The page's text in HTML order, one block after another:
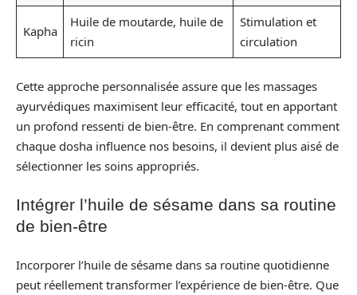
Kapha
Huile de moutarde, huile de
ricin
Stimulation et
circulation
Cette approche personnalisée assure que les massages
ayurvédiques maximisent leur efficacité, tout en apportant
un profond ressenti de bien-être. En comprenant comment
chaque dosha influence nos besoins, il devient plus aisé de
sélectionner les soins appropriés.
Intégrer l’huile de sésame dans sa routine
de bien-être
Incorporer l’huile de sésame dans sa routine quotidienne
peut réellement transformer l’expérience de bien-être. Que